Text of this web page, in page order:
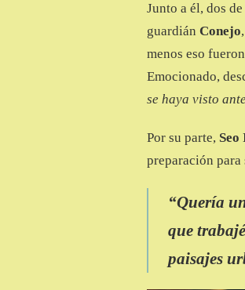
Junto a él, dos
guardián Conejo,
menos eso
Emocionado,
se haya visto
Por su parte,
preparación para
“Quería
que
paisajes